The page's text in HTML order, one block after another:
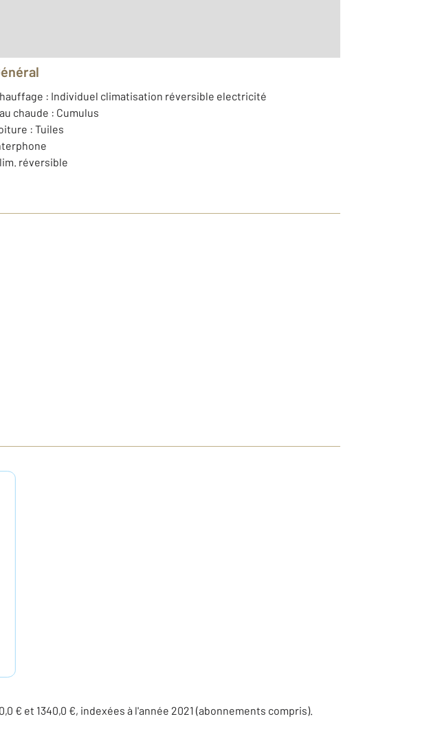
Général
: Individuel climatisation réversible electricité
chaude : Cumulus
: Tuiles
réversible
€ et 1340,0 €, indexées à l'année 2021 (abonnements compris).